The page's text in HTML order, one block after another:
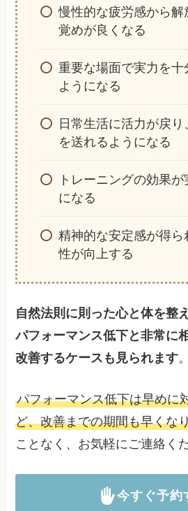
慢性的な疲労感から解
覚めが良くなる
重要な場面で実力を十
ようになる
日常生活に活力が戻り
を送れるようになる
トレーニングの効果
になる
精神的な安定感が得ら
性が向上する
自然法則に則った心と体を整
パフォーマンス低下と非常に
改善するケースも見られます。
パフォーマンス低下は早めに
ど、改善までの期間も早くな
ことなく、お気軽にご連絡く
今すぐ予約